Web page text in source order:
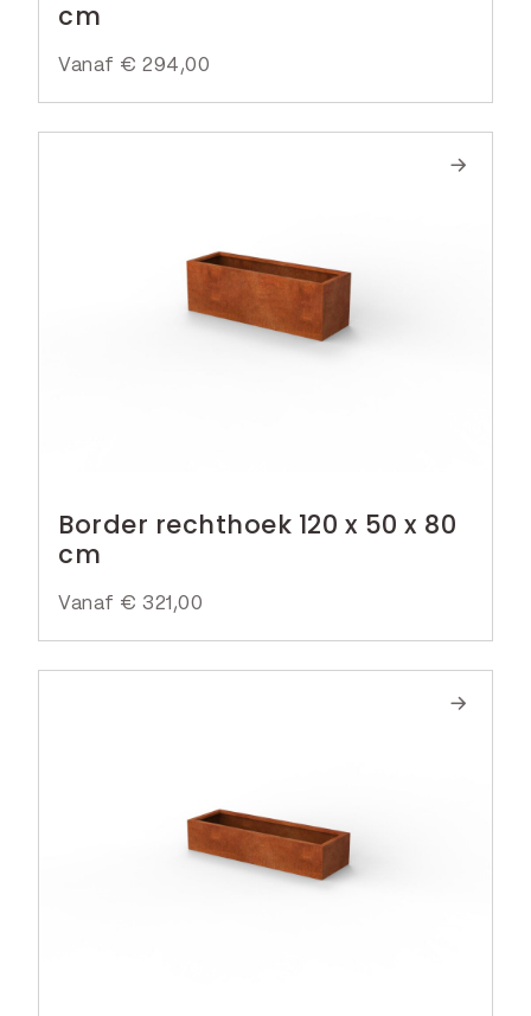
cm
Vanaf € 294,00
Border rechthoek 120 x 50 x 80
cm
Vanaf € 321,00